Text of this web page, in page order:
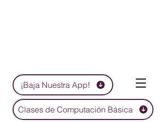
¡Baja Nuestra App!
Clases de Computación Básica